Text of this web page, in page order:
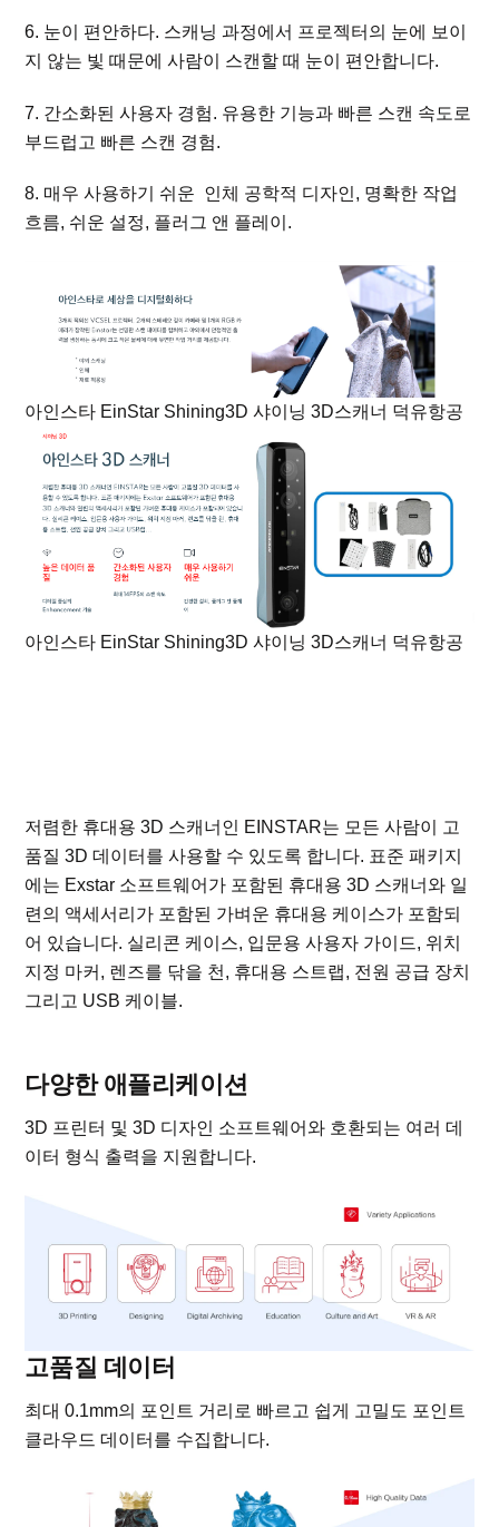
6. 눈이 편안하다. 스캐닝 과정에서 프로젝터의 눈에 보이
지 않는 빛 때문에 사람이 스캔할 때 눈이 편안합니다.
7. 간소화된 사용자 경험. 유용한 기능과 빠른 스캔 속도로
부드럽고 빠른 스캔 경험.
8. 매우 사용하기 쉬운 인체 공학적 디자인, 명확한 작업
흐름, 쉬운 설정, 플러그 앤 플레이.
아인스타 EinStar Shining3D 샤이닝 3D스캐너 덕유항공
아인스타 EinStar Shining3D 샤이닝 3D스캐너 덕유항공
저렴한 휴대용 3D 스캐너인 EINSTAR는 모든 사람이 고
품질 3D 데이터를 사용할 수 있도록 합니다. 표준 패키지
에는 Exstar 소프트웨어가 포함된 휴대용 3D 스캐너와 일
련의 액세서리가 포함된 가벼운 휴대용 케이스가 포함되
어 있습니다. 실리콘 케이스, 입문용 사용자 가이드, 위치
지정 마커, 렌즈를 닦을 천, 휴대용 스트랩, 전원 공급 장치
그리고 USB 케이블.
다양한 애플리케이션
3D 프린터 및 3D 디자인 소프트웨어와 호환되는 여러 데
이터 형식 출력을 지원합니다.
고품질 데이터
최대 0.1mm의 포인트 거리로 빠르고 쉽게 고밀도 포인트
클라우드 데이터를 수집합니다.